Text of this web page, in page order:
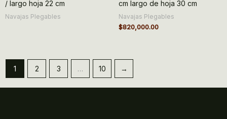
/ largo hoja 22 cm
Navajas Plegables
cm largo de hoja 30 cm
Navajas Plegables
$820,000.00
1 2 3 … 10 →